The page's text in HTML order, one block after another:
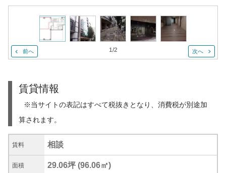
前へ 1/2 次へ
賃貸情報
※当サイトの表記はすべて税抜きとなり、消費税が別途加
算されます。
賃料 相談
面積 29.06坪 (96.06㎡)